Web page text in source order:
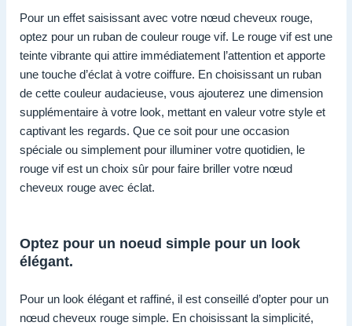
Pour un effet saisissant avec votre nœud cheveux rouge,
optez pour un ruban de couleur rouge vif. Le rouge vif est une
teinte vibrante qui attire immédiatement l’attention et apporte
une touche d’éclat à votre coiffure. En choisissant un ruban
de cette couleur audacieuse, vous ajouterez une dimension
supplémentaire à votre look, mettant en valeur votre style et
captivant les regards. Que ce soit pour une occasion
spéciale ou simplement pour illuminer votre quotidien, le
rouge vif est un choix sûr pour faire briller votre nœud
cheveux rouge avec éclat.
Optez pour un noeud simple pour un look
élégant.
Pour un look élégant et raffiné, il est conseillé d’opter pour un
nœud cheveux rouge simple. En choisissant la simplicité,